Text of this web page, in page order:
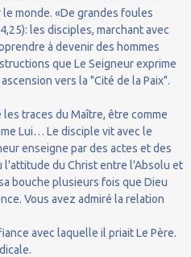
le monde. «De grandes foules
les disciples, marchant avec
à devenir des hommes
que Le Seigneur exprime
vers la "Cité de la Paix".
traces du Maître, être comme
Lui… Le disciple vit avec le
enseigne par des actes et des
l'attitude du Christ entre l'Absolu et
bouche plusieurs fois que Dieu
Vous avez admiré la relation
avec laquelle il priait Le Père.